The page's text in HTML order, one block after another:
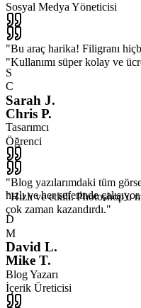
"Bu araç harika! Filigranı
S
Sarah J.
Tasarımcı
"Blog yazılarımdaki tüm
hızlı ve her seferinde çalışıyor.
D
David L.
Blog Yazarı
Sosyal Medya Yöneticisi
"Kullanımı süper kolay ve
C
Chris P.
Öğrenci
"Hızlı ve etkili. Photoshop'u
çok zaman kazandırdı."
M
Mike T.
İçerik Üreticisi